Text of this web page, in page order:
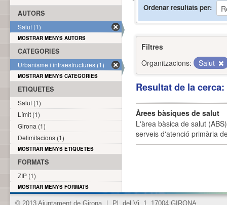
Ordenar resultats per
Filtres
Organitzacions:
Salut
Resultat de la
Àrees bàsiques de salut
L'àrea bàsica de salut
serveis d'atenció primària
AUTORS
Salut (1)
MOSTRAR MENYS AUTORS
CATEGORIES
Urbanisme i infraestructures (1)
MOSTRAR MENYS CATEGORIES
ETIQUETES
Salut (1)
Límit (1)
Girona (1)
Delimitacions (1)
MOSTRAR MENYS ETIQUETES
FORMATS
ZIP (1)
MOSTRAR MENYS FORMATS
© 2013 Ajuntament de Girona Pl. del Vi, 1. 17004 GIRONA